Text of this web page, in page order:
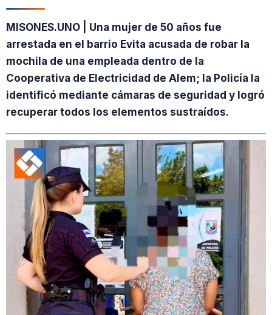
MISONES.UNO | Una mujer de 50 años fue
arrestada en el barrio Evita acusada de robar la
mochila de una empleada dentro de la
Cooperativa de Electricidad de Alem; la Policía la
identificó mediante cámaras de seguridad y logró
recuperar todos los elementos sustraídos.